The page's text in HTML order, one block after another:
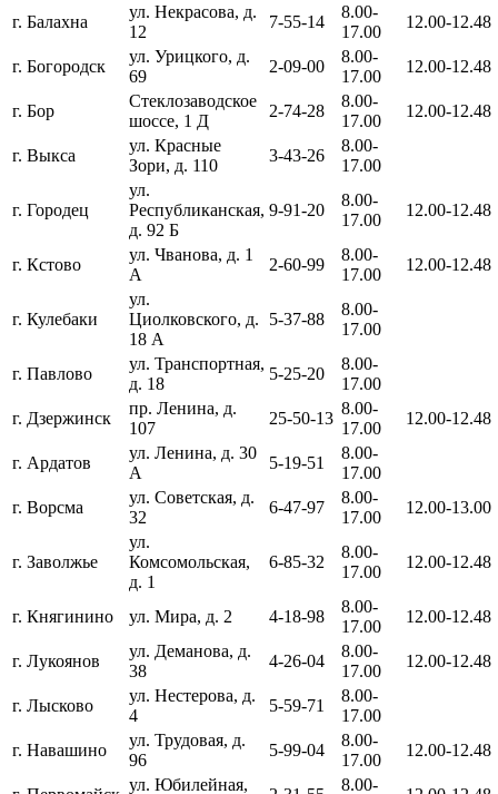
г. Балахна
ул. Некрасова, д.
12
7-55-14
8.00-
17.00
12.00-12.48
г. Богородск
ул. Урицкого, д.
69
2-09-00
8.00-
17.00
12.00-12.48
г. Бор
Стеклозаводское
шоссе, 1 Д
2-74-28
8.00-
17.00
12.00-12.48
г. Выкса
ул. Красные
Зори, д. 110
3-43-26
8.00-
17.00
г. Городец
ул.
Республиканская,
д. 92 Б
9-91-20
8.00-
17.00
12.00-12.48
г. Кстово
ул. Чванова, д. 1
А
2-60-99
8.00-
17.00
12.00-12.48
г. Кулебаки
ул.
Циолковского, д.
18 А
5-37-88
8.00-
17.00
г. Павлово
ул. Транспортная,
д. 18
5-25-20
8.00-
17.00
г. Дзержинск
пр. Ленина, д.
107
25-50-13
8.00-
17.00
12.00-12.48
г. Ардатов
ул. Ленина, д. 30
А
5-19-51
8.00-
17.00
г. Ворсма
ул. Советская, д.
32
6-47-97
8.00-
17.00
12.00-13.00
г. Заволжье
ул.
Комсомольская,
д. 1
6-85-32
8.00-
17.00
12.00-12.48
г. Княгинино ул. Мира, д. 2 4-18-98
8.00-
17.00
12.00-12.48
г. Лукоянов
ул. Деманова, д.
38
4-26-04
8.00-
17.00
12.00-12.48
г. Лысково
ул. Нестерова, д.
4
5-59-71
8.00-
17.00
г. Навашино
ул. Трудовая, д.
96
5-99-04
8.00-
17.00
12.00-12.48
ул. Юбилейная, 8.00-